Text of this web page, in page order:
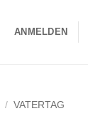
ANMELDEN
/ VATERTAG